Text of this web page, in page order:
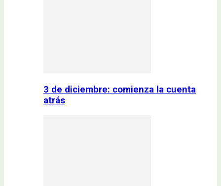
3 de diciembre: comienza la cuenta
atrás